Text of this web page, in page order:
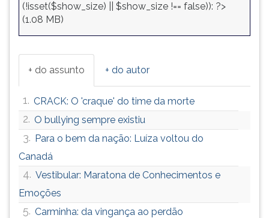
(!isset($show_size) || $show_size !== false)): ?>
(1.08 MB)
+ do assunto + do autor
1. CRACK: O 'craque' do time da morte
2. O bullying sempre existiu
3. Para o bem da nação: Luíza voltou do
Canadá
4. Vestibular: Maratona de Conhecimentos e
Emoções
5. Carminha: da vingança ao perdão